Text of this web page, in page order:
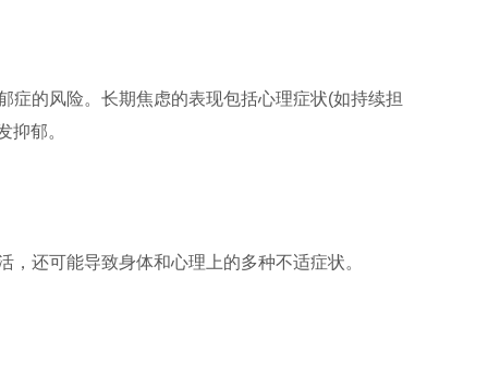
症的风险。长期焦虑的表现包括心理症状(如持续担
抑郁。
还可能导致身体和心理上的多种不适症状。